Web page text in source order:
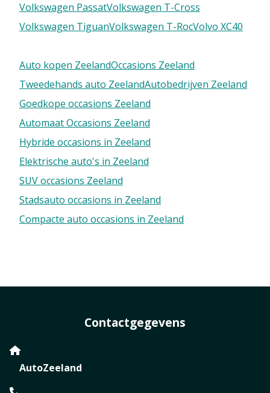
Volkswagen PassatVolkswagen T-Cross
Volkswagen TiguanVolkswagen T-RocVolvo XC40
Auto kopen ZeelandOccasions Zeeland
Tweedehands auto ZeelandAutobedrijven Zeeland
Goedkope occasions Zeeland
Automaat Occasions Zeeland
Hybride occasions in Zeeland
Elektrische auto's in Zeeland
SUV occasions Zeeland
Stadsauto occasions in Zeeland
Compacte auto occasions in Zeeland
Contactgegevens
AutoZeeland